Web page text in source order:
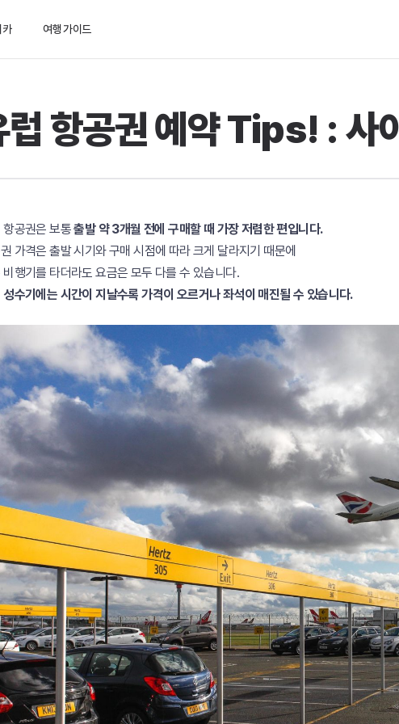
카 여행 가이드
럽 항공권 예약 Tips! : 사
항공권은 보통출발 약 3개월 전에 구매할 때 가장 저렴한 편입니다.
가격은 출발 시기와 구매 시점에 따라 크게 달라지기 때문에
비행기를 타더라도 요금은 모두 다를 수 있습니다.
성수기에는 시간이 지날수록 가격이 오르거나 좌석이 매진될 수 있습니다.